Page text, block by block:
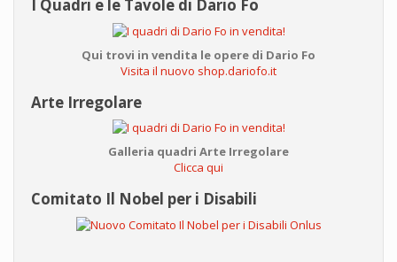
I Quadri e le Tavole di Dario Fo
Qui trovi in vendita le opere di Dario Fo
Visita il nuovo shop.dariofo.it
Arte Irregolare
Galleria quadri Arte Irregolare
Clicca qui
Comitato Il Nobel per i Disabili